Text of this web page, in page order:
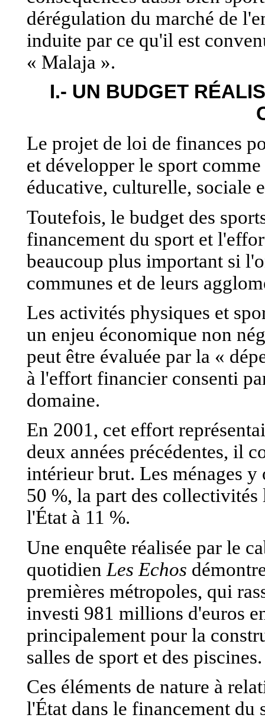
dérégulation du marché de
induite par ce qu'il est
« Malaja ».
I.- UN BUDGET
Le projet de loi de finances
et développer le sport
éducative, culturelle, sociale
Toutefois, le budget des
financement du sport et
beaucoup plus important si
communes et de leurs
Les activités physiques et
un enjeu économique non
peut être évaluée par la «
à l'effort financier consenti
domaine.
En 2001, cet effort
deux années précédentes, il
intérieur brut. Les ménages
50 %, la part des collectivités
l'État à 11 %.
Une enquête réalisée par le
quotidien Les Echos
premières métropoles, qui
investi 981 millions d'euros
principalement pour la
salles de sport et des piscines.
Ces éléments de nature à
l'État dans le financement du